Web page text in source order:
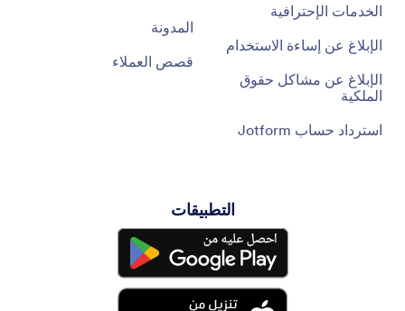
الخدمات الإحترافية
الإبلاغ عن إساءة الاستخدام
الإبلاغ عن مشاكل حقوق
الملكية
استرداد حساب Jotform
المدونة
قصص العملاء
التطبيقات